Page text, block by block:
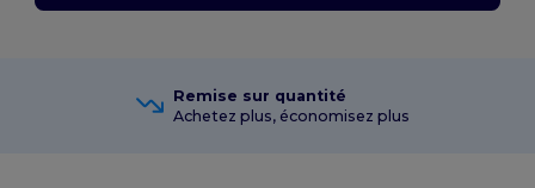
Remise sur quantité
Achetez plus, économisez plus